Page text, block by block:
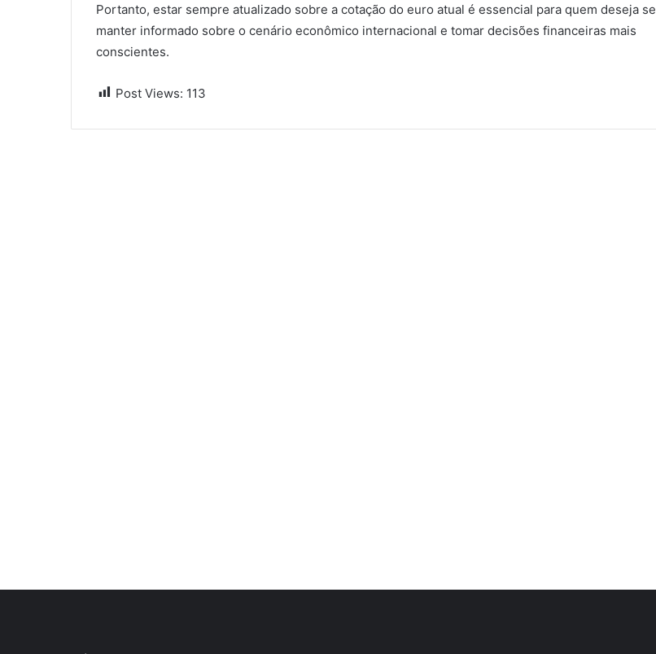
Portanto, estar sempre atualizado sobre a cotação do euro atual é essencial para quem deseja se
manter informado sobre o cenário econômico internacional e tomar decisões financeiras mais
conscientes.
Post Views: 113